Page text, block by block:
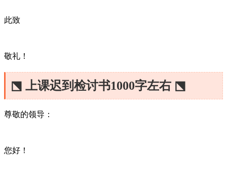
此致
敬礼！
⬔ 上课迟到检讨书1000字左右 ⬔
尊敬的领导：
您好！